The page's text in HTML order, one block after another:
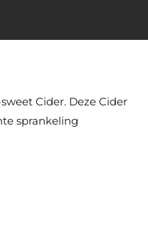
Cider. Deze Cider
sprankeling